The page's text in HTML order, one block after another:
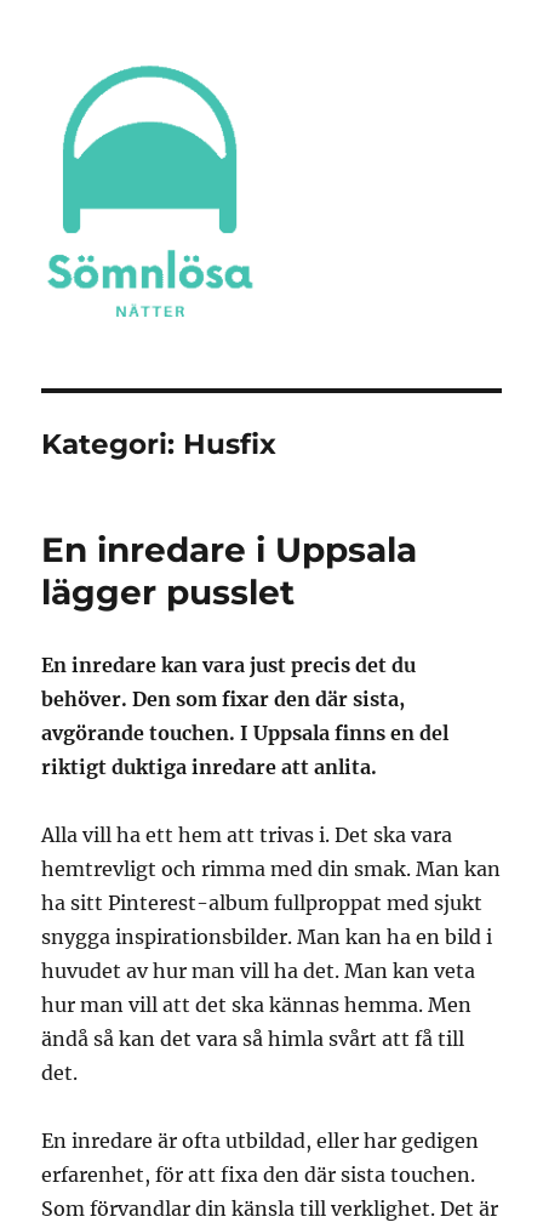
Kategori: Husfix
En inredare i Uppsala
lägger pusslet
En inredare kan vara just precis det du
behöver. Den som fixar den där sista,
avgörande touchen. I Uppsala finns en del
riktigt duktiga inredare att anlita.
Alla vill ha ett hem att trivas i. Det ska vara
hemtrevligt och rimma med din smak. Man kan
ha sitt Pinterest-album fullproppat med sjukt
snygga inspirationsbilder. Man kan ha en bild i
huvudet av hur man vill ha det. Man kan veta
hur man vill att det ska kännas hemma. Men
ändå så kan det vara så himla svårt att få till
det.
En inredare är ofta utbildad, eller har gedigen
erfarenhet, för att fixa den där sista touchen.
Som förvandlar din känsla till verklighet. Det är